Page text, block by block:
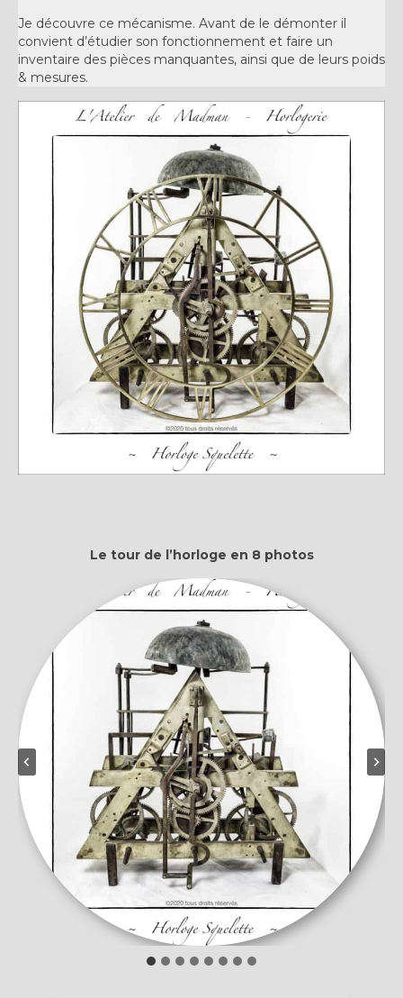
Je découvre ce mécanisme. Avant de le démonter il
convient d’étudier son fonctionnement et faire un
inventaire des pièces manquantes, ainsi que de leurs poids
& mesures.
Le tour de l’horloge en 8 photos